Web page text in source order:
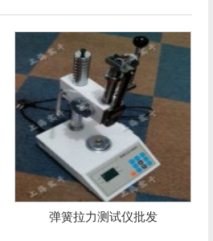
弹簧拉力测试仪批发